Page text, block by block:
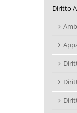
Diritto